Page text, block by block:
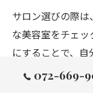
サロン選びの際は
な美容室をチェッ
にすることで、
が見つかりやす
072-669-